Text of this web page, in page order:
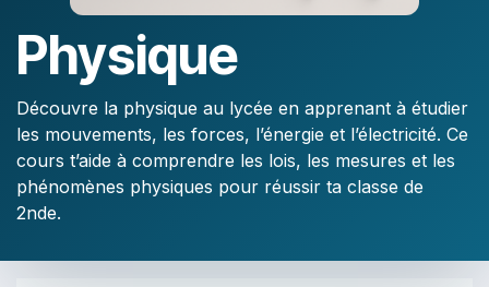
Physique
Découvre la physique au lycée en apprenant à étudier
les mouvements, les forces, l’énergie et l’électricité. Ce
cours t’aide à comprendre les lois, les mesures et les
phénomènes physiques pour réussir ta classe de
2nde.